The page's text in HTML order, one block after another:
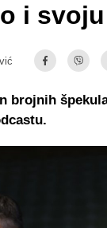
i
brojnih